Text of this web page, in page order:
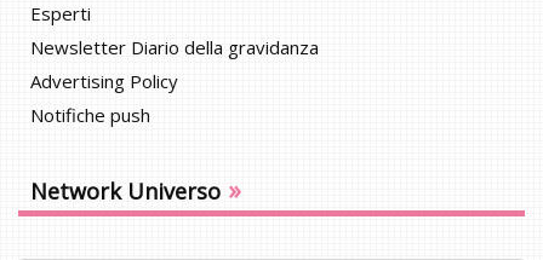
Esperti
Newsletter Diario della gravidanza
Advertising Policy
Notifiche push
Network Universo »